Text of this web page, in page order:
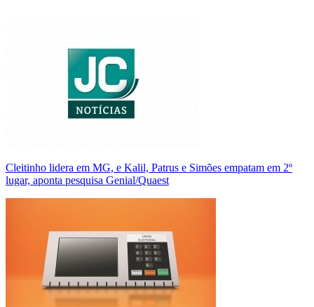
Cleitinho lidera em MG, e Kalil, Patrus e Simões empatam em 2º
lugar, aponta pesquisa Genial/Quaest